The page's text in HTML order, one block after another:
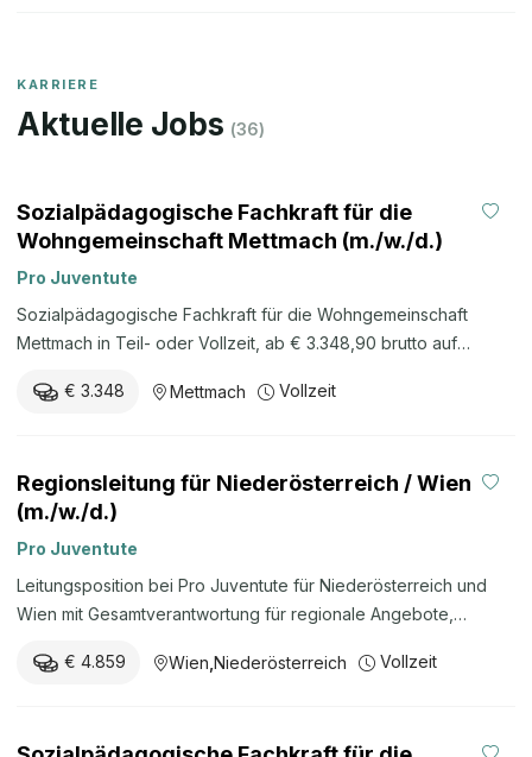
KARRIERE
Aktuelle Jobs (36)
Sozialpädagogische Fachkraft für die
Wohngemeinschaft Mettmach (m./w./d.)
Pro Juventute
Sozialpädagogische Fachkraft für die Wohngemeinschaft
Mettmach in Teil- oder Vollzeit, ab € 3.348,90 brutto auf
€ 3.348
Mettmach Vollzeit
Regionsleitung für Niederösterreich / Wien
(m./w./d.)
Pro Juventute
Leitungsposition bei Pro Juventute für Niederösterreich und
Wien mit Gesamtverantwortung für regionale Angebote,
Weiterentwicklung in der Kinder- und Jugendbetreuung.
€ 4.859 Wien Niederösterreich Vollzeit